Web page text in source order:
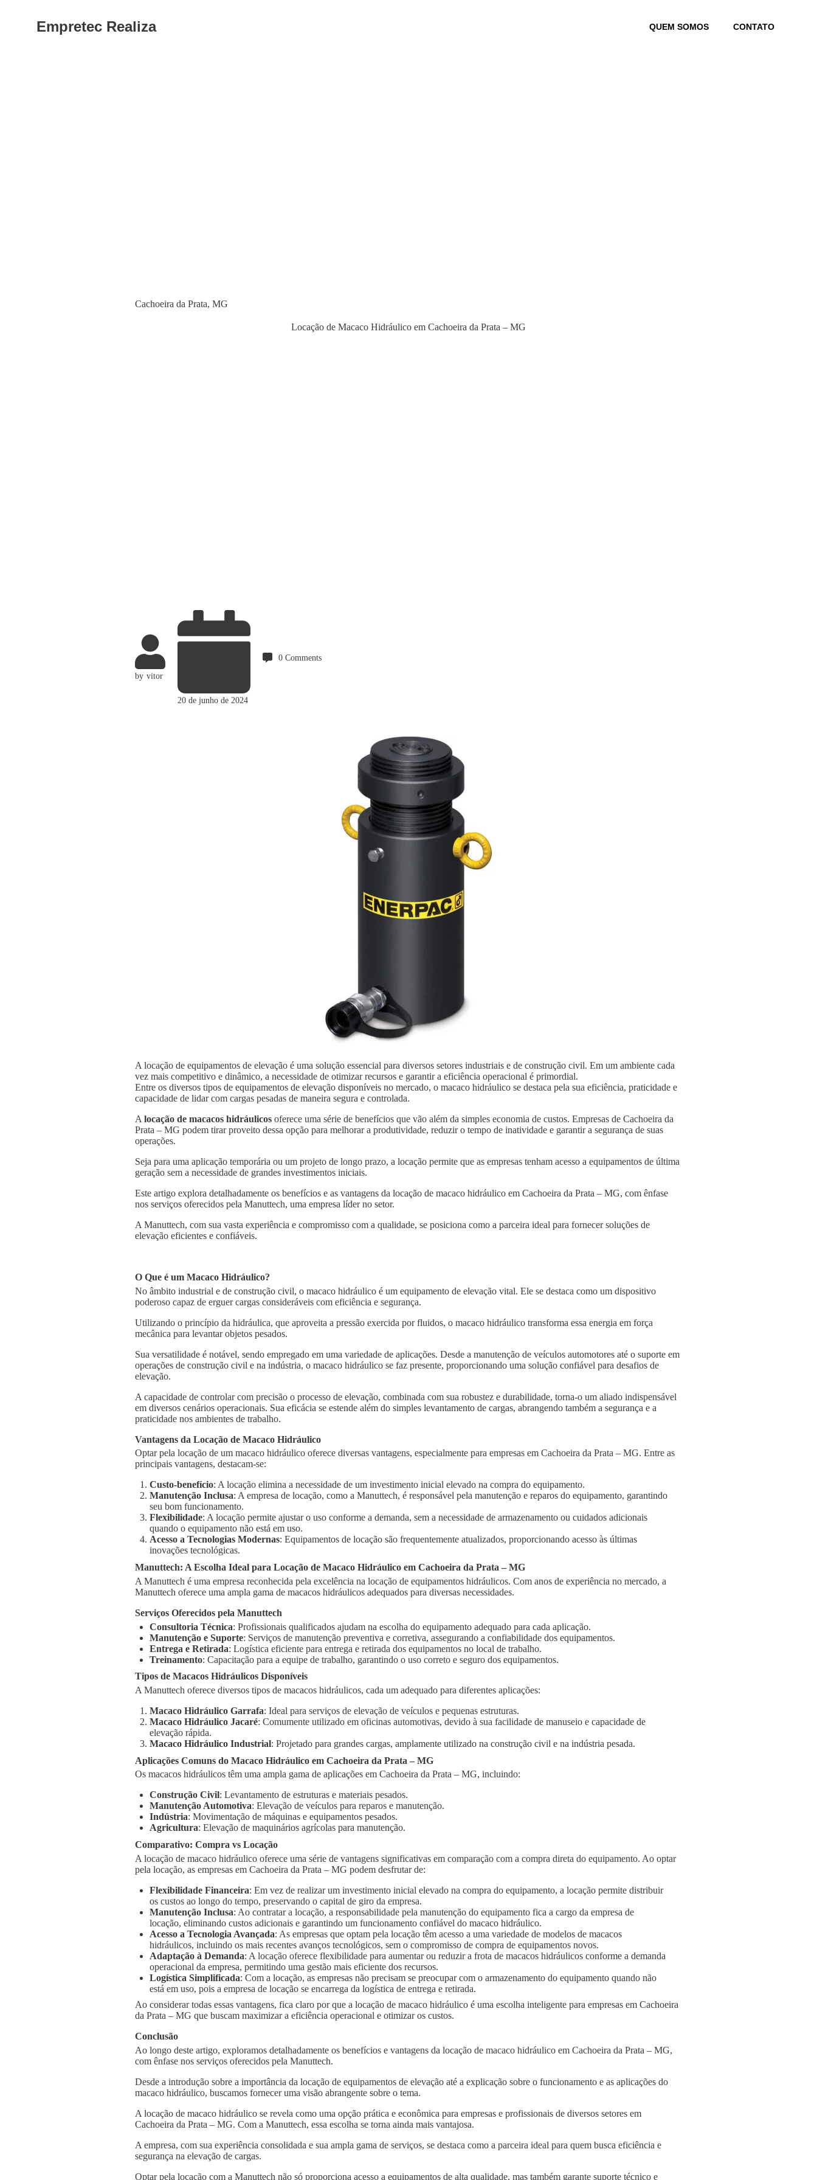
Empretec Realiza QUEM SOMOS CONTATO
Locação de Macaco Hidráulico em Cachoeira da Prata – MG
Category
Cachoeira da Prata, MG
by vitor
20 de junho de 2024
0 Comments
A locação de equipamentos de elevação é uma solução essencial para diversos setores industriais e de construção civil. Em um ambiente cada
vez mais competitivo e dinâmico, a necessidade de otimizar recursos e garantir a eficiência operacional é primordial.
Entre os diversos tipos de equipamentos de elevação disponíveis no mercado, o macaco hidráulico se destaca pela sua eficiência, praticidade e
capacidade de lidar com cargas pesadas de maneira segura e controlada.
A locação de macacos hidráulicos oferece uma série de benefícios que vão além da simples economia de custos. Empresas de Cachoeira da
Prata – MG podem tirar proveito dessa opção para melhorar a produtividade, reduzir o tempo de inatividade e garantir a segurança de suas
operações.
Seja para uma aplicação temporária ou um projeto de longo prazo, a locação permite que as empresas tenham acesso a equipamentos de última
geração sem a necessidade de grandes investimentos iniciais.
Este artigo explora detalhadamente os benefícios e as vantagens da locação de macaco hidráulico em Cachoeira da Prata – MG, com ênfase
nos serviços oferecidos pela Manuttech, uma empresa líder no setor.
A Manuttech, com sua vasta experiência e compromisso com a qualidade, se posiciona como a parceira ideal para fornecer soluções de
elevação eficientes e confiáveis.
O Que é um Macaco Hidráulico?
No âmbito industrial e de construção civil, o macaco hidráulico é um equipamento de elevação vital. Ele se destaca como um dispositivo
poderoso capaz de erguer cargas consideráveis com eficiência e segurança.
Utilizando o princípio da hidráulica, que aproveita a pressão exercida por fluidos, o macaco hidráulico transforma essa energia em força
mecânica para levantar objetos pesados.
Sua versatilidade é notável, sendo empregado em uma variedade de aplicações. Desde a manutenção de veículos automotores até o suporte em
operações de construção civil e na indústria, o macaco hidráulico se faz presente, proporcionando uma solução confiável para desafios de
elevação.
A capacidade de controlar com precisão o processo de elevação, combinada com sua robustez e durabilidade, torna-o um aliado indispensável
em diversos cenários operacionais. Sua eficácia se estende além do simples levantamento de cargas, abrangendo também a segurança e a
praticidade nos ambientes de trabalho.
Vantagens da Locação de Macaco Hidráulico
Optar pela locação de um macaco hidráulico oferece diversas vantagens, especialmente para empresas em Cachoeira da Prata – MG. Entre as
principais vantagens, destacam-se:
Custo-benefício: A locação elimina a necessidade de um investimento inicial elevado na compra do equipamento.
Manutenção Inclusa: A empresa de locação, como a Manuttech, é responsável pela manutenção e reparos do equipamento, garantindo
seu bom funcionamento.
Flexibilidade: A locação permite ajustar o uso conforme a demanda, sem a necessidade de armazenamento ou cuidados adicionais
quando o equipamento não está em uso.
Acesso a Tecnologias Modernas: Equipamentos de locação são frequentemente atualizados, proporcionando acesso às últimas
inovações tecnológicas.
Manuttech: A Escolha Ideal para Locação de Macaco Hidráulico em Cachoeira da Prata – MG
A Manuttech é uma empresa reconhecida pela excelência na locação de equipamentos hidráulicos. Com anos de experiência no mercado, a
Manuttech oferece uma ampla gama de macacos hidráulicos adequados para diversas necessidades.
Serviços Oferecidos pela Manuttech
Consultoria Técnica: Profissionais qualificados ajudam na escolha do equipamento adequado para cada aplicação.
Manutenção e Suporte: Serviços de manutenção preventiva e corretiva, assegurando a confiabilidade dos equipamentos.
Entrega e Retirada: Logística eficiente para entrega e retirada dos equipamentos no local de trabalho.
Treinamento: Capacitação para a equipe de trabalho, garantindo o uso correto e seguro dos equipamentos.
Tipos de Macacos Hidráulicos Disponíveis
A Manuttech oferece diversos tipos de macacos hidráulicos, cada um adequado para diferentes aplicações:
Macaco Hidráulico Garrafa: Ideal para serviços de elevação de veículos e pequenas estruturas.
Macaco Hidráulico Jacaré: Comumente utilizado em oficinas automotivas, devido à sua facilidade de manuseio e capacidade de
elevação rápida.
Macaco Hidráulico Industrial: Projetado para grandes cargas, amplamente utilizado na construção civil e na indústria pesada.
Aplicações Comuns do Macaco Hidráulico em Cachoeira da Prata – MG
Os macacos hidráulicos têm uma ampla gama de aplicações em Cachoeira da Prata – MG, incluindo:
Construção Civil: Levantamento de estruturas e materiais pesados.
Manutenção Automotiva: Elevação de veículos para reparos e manutenção.
Indústria: Movimentação de máquinas e equipamentos pesados.
Agricultura: Elevação de maquinários agrícolas para manutenção.
Comparativo: Compra vs Locação
A locação de macaco hidráulico oferece uma série de vantagens significativas em comparação com a compra direta do equipamento. Ao optar
pela locação, as empresas em Cachoeira da Prata – MG podem desfrutar de:
Flexibilidade Financeira: Em vez de realizar um investimento inicial elevado na compra do equipamento, a locação permite distribuir
os custos ao longo do tempo, preservando o capital de giro da empresa.
Manutenção Inclusa: Ao contratar a locação, a responsabilidade pela manutenção do equipamento fica a cargo da empresa de
locação, eliminando custos adicionais e garantindo um funcionamento confiável do macaco hidráulico.
Acesso a Tecnologia Avançada: As empresas que optam pela locação têm acesso a uma variedade de modelos de macacos
hidráulicos, incluindo os mais recentes avanços tecnológicos, sem o compromisso de compra de equipamentos novos.
Adaptação à Demanda: A locação oferece flexibilidade para aumentar ou reduzir a frota de macacos hidráulicos conforme a demanda
operacional da empresa, permitindo uma gestão mais eficiente dos recursos.
Logística Simplificada: Com a locação, as empresas não precisam se preocupar com o armazenamento do equipamento quando não
está em uso, pois a empresa de locação se encarrega da logística de entrega e retirada.
Ao considerar todas essas vantagens, fica claro por que a locação de macaco hidráulico é uma escolha inteligente para empresas em Cachoeira
da Prata – MG que buscam maximizar a eficiência operacional e otimizar os custos.
Conclusão
Ao longo deste artigo, exploramos detalhadamente os benefícios e vantagens da locação de macaco hidráulico em Cachoeira da Prata – MG,
com ênfase nos serviços oferecidos pela Manuttech.
Desde a introdução sobre a importância da locação de equipamentos de elevação até a explicação sobre o funcionamento e as aplicações do
macaco hidráulico, buscamos fornecer uma visão abrangente sobre o tema.
A locação de macaco hidráulico se revela como uma opção prática e econômica para empresas e profissionais de diversos setores em
Cachoeira da Prata – MG. Com a Manuttech, essa escolha se torna ainda mais vantajosa.
A empresa, com sua experiência consolidada e sua ampla gama de serviços, se destaca como a parceira ideal para quem busca eficiência e
segurança na elevação de cargas.
Optar pela locação com a Manuttech não só proporciona acesso a equipamentos de alta qualidade, mas também garante suporte técnico e